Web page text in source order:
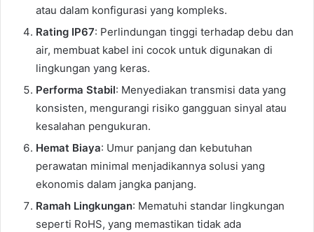
atau dalam konfigurasi yang kompleks.
Rating IP67: Perlindungan tinggi terhadap debu dan
air, membuat kabel ini cocok untuk digunakan di
lingkungan yang keras.
Performa Stabil: Menyediakan transmisi data yang
konsisten, mengurangi risiko gangguan sinyal atau
kesalahan pengukuran.
Hemat Biaya: Umur panjang dan kebutuhan
perawatan minimal menjadikannya solusi yang
ekonomis dalam jangka panjang.
Ramah Lingkungan: Mematuhi standar lingkungan
seperti RoHS, yang memastikan tidak ada